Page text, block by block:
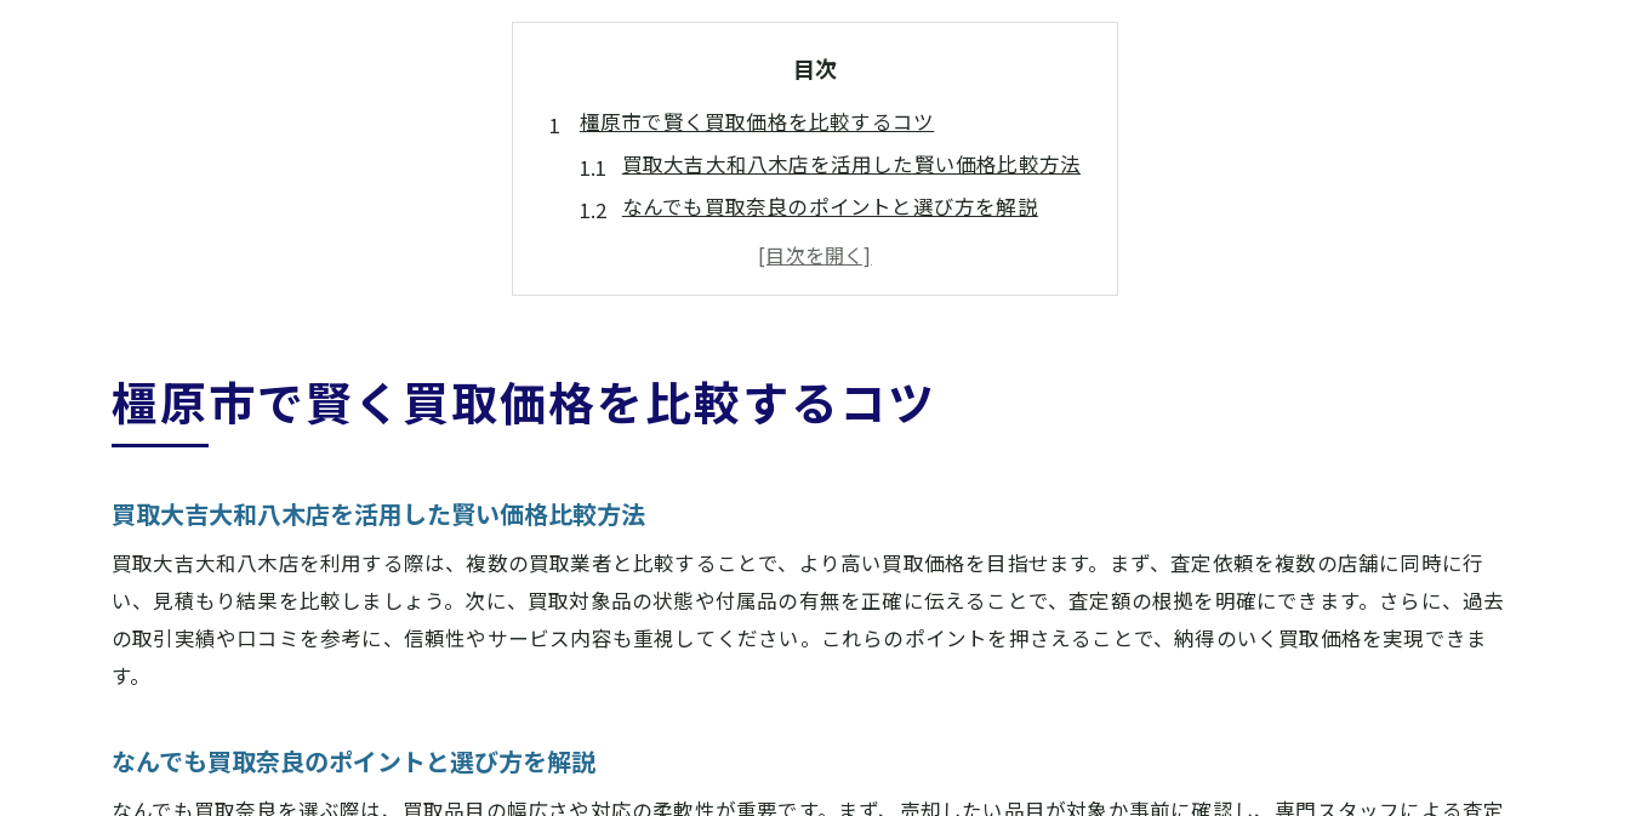
目次
橿原市で賢く買取価格を比較するコツ
買取大吉大和八木店を活用した賢い価格比較方法
なんでも買取奈良のポイントと選び方を解説
橿原のリサイクルショップ比較時の注目点
奈良の高い買取を実現する情報収集術
買取大吉大和八木店で安心の比較体験を
高価買取を実現する奈良のポイントとは
奈良の買取が高い店舗選びのコツを伝授
リサイクルショップ橿原の高価買取傾向とは
奈良出張買取おすすめ活用法と相場感
リサイクルショップ奈良の選び方と落とし穴
橿原市で賢く買取価格を比較するコツ
買取大吉大和八木店を活用した賢い価格比較方法
買取大吉大和八木店を利用する際は、複数の買取業者と比較することで、より高い買取価格を目指せます。まず、査定依頼を複数の店舗に同時に行
い、見積もり結果を比較しましょう。次に、買取対象品の状態や付属品の有無を正確に伝えることで、査定額の根拠を明確にできます。さらに、過去
の取引実績や口コミを参考に、信頼性やサービス内容も重視してください。これらのポイントを押さえることで、納得のいく買取価格を実現できま
す。
なんでも買取奈良のポイントと選び方を解説
なんでも買取奈良を選ぶ際は、買取品目の幅広さや対応の柔軟性が重要です。まず、売却したい品目が対象か事前に確認し、専門スタッフによる査定